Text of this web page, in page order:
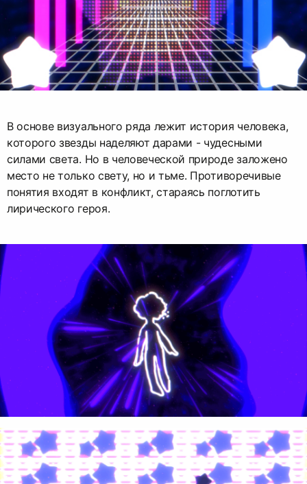
В основе визуального ряда лежит история человека,
которого звезды наделяют дарами - чудесными
силами света. Но в человеческой природе заложено
место не только свету, но и тьме. Противоречивые
понятия входят в конфликт, стараясь поглотить
лирического героя.